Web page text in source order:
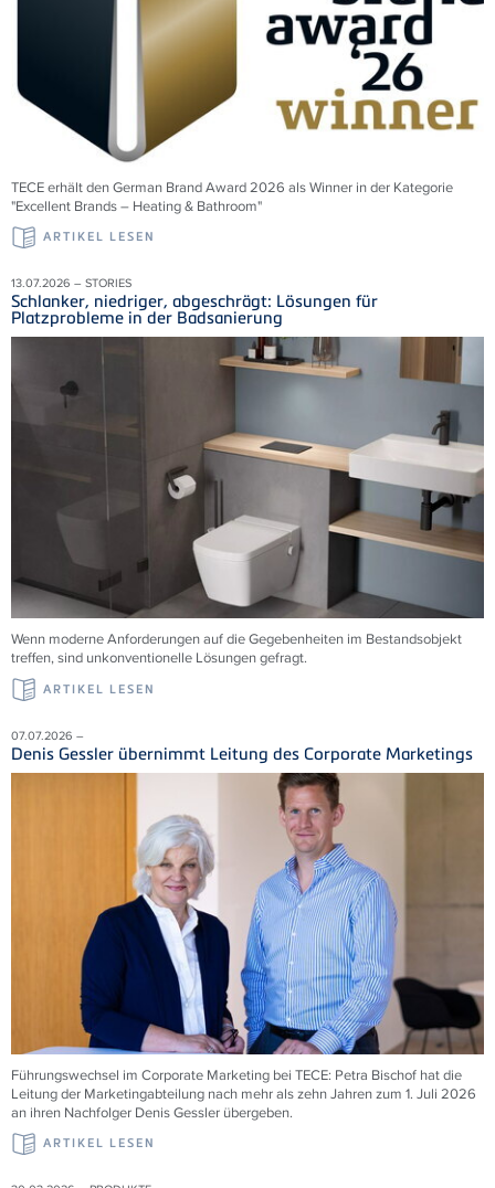
TECE erhält den German Brand Award 2026 als Winner in der Kategorie
"Excellent Brands – Heating & Bathroom"
ARTIKEL LESEN
13.07.2026 – STORIES
Schlanker, niedriger, abgeschrägt: Lösungen für
Platzprobleme in der Badsanierung
Wenn moderne Anforderungen auf die Gegebenheiten im Bestandsobjekt
treffen, sind unkonventionelle Lösungen gefragt.
ARTIKEL LESEN
07.07.2026 –
Denis Gessler übernimmt Leitung des Corporate Marketings
Führungswechsel im Corporate Marketing bei TECE: Petra Bischof hat die
Leitung der Marketingabteilung nach mehr als zehn Jahren zum 1. Juli 2026
an ihren Nachfolger Denis Gessler übergeben.
ARTIKEL LESEN